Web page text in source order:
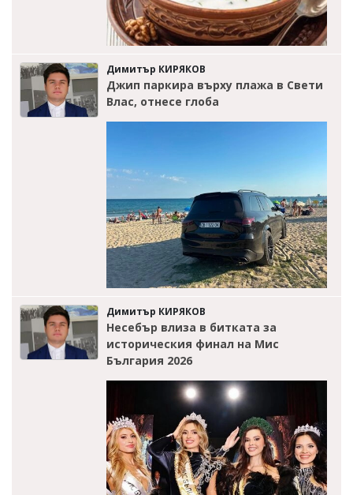
Димитър КИРЯКОВ
Джип паркира върху плажа в Свети
Влас, отнесе глоба
Димитър КИРЯКОВ
Несебър влиза в битката за
историческия финал на Мис
България 2026